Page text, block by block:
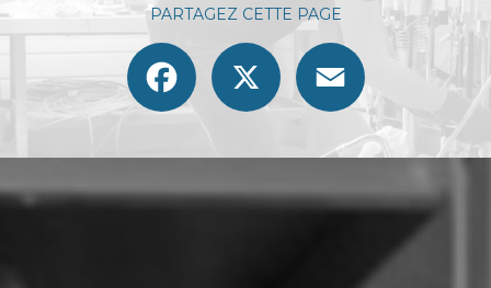
PARTAGEZ CETTE PAGE
Facebook